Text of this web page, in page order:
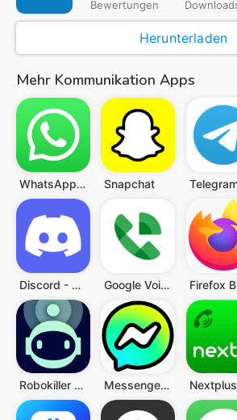
Bewertungen
Herunterladen
Mehr Kommunikation Apps
WhatsApp Messenger Snapchat
Discord - Freunde & Community Google Voice
Robokiller - Spam Call Blocker Messenger Kids – The Messaging